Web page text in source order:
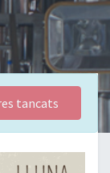
tancats